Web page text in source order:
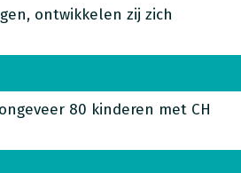
ontwikkelen zij zich
80 kinderen met CH